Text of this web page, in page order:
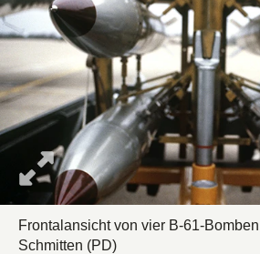
Frontalansicht von vier B-61-
Schmitten (PD)